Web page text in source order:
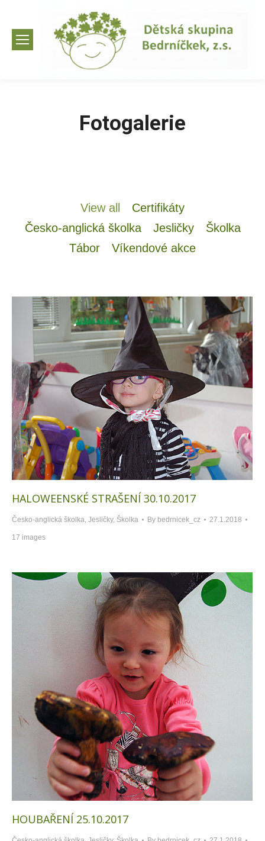
Fotogalerie
View all
Certifikáty
Česko-anglická školka
Jesličky
Školka
Tábor
Víkendové akce
HALOWEENSKÉ STRAŠENÍ 30.10.2017
Česko-anglická školka Jesličky, Školka By bedrnicek_cz 27.1.2018
17 images
HOUBAŘENÍ 25.10.2017